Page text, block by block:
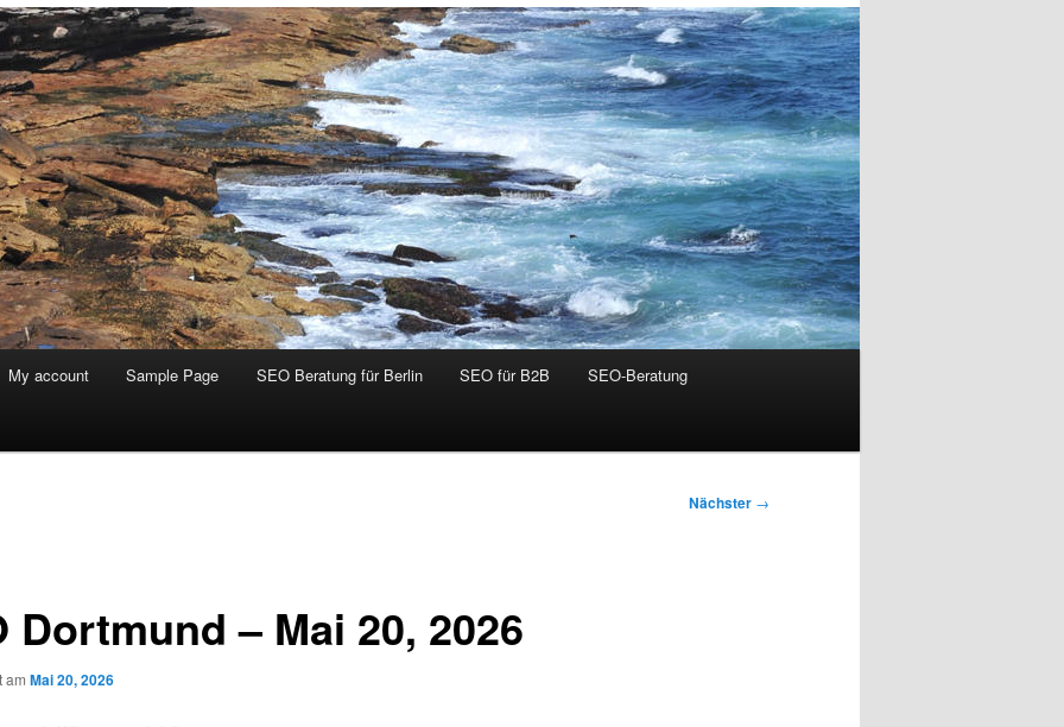
My account Sample Page SEO Beratung für Berlin SEO für B2B SEO-Beratung
Nächster →
Dortmund – Mai 20, 2026
am Mai 20, 2026